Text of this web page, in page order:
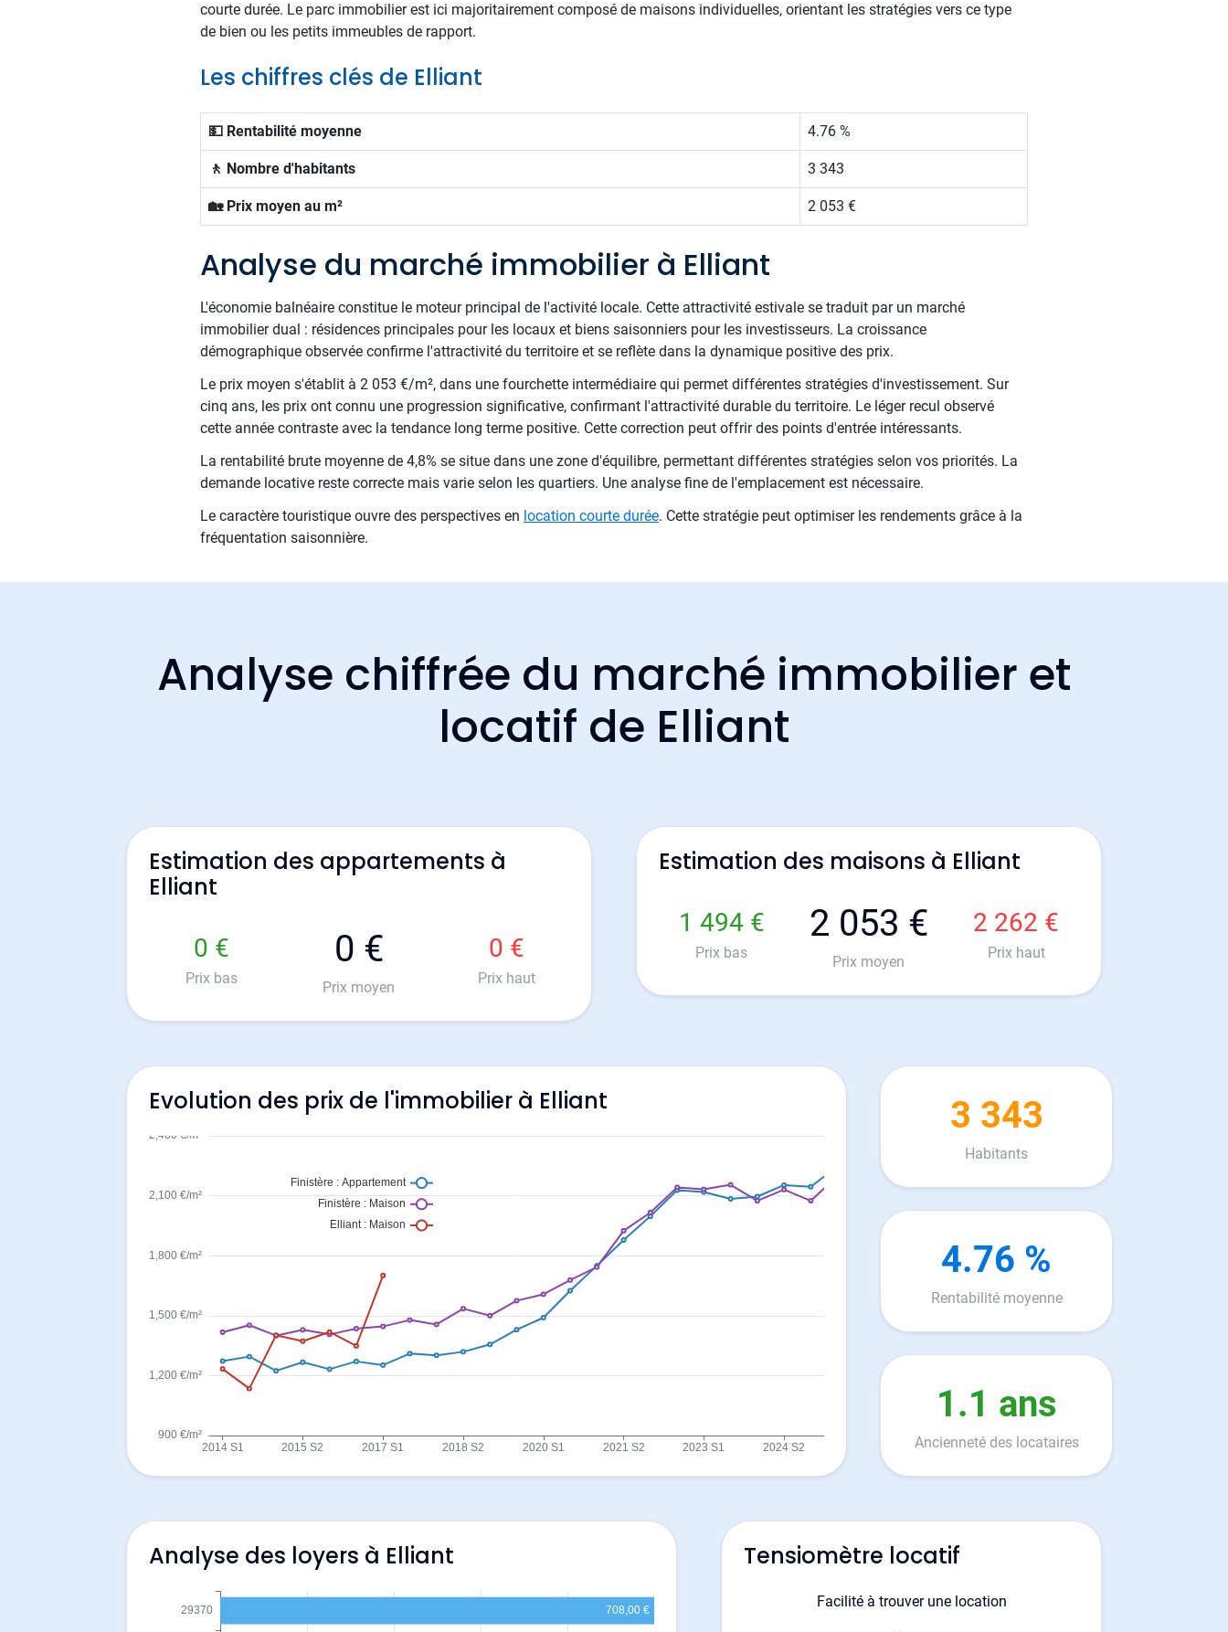
courte durée. Le parc immobilier est ici majoritairement composé de maisons individuelles, orientant les stratégies vers ce type
de bien ou les petits immeubles de rapport.
Les chiffres clés de Elliant
💵 Rentabilité moyenne 4.76 %
🚶 Nombre d'habitants 3 343
🏡 Prix moyen au m² 2 053 €
Analyse du marché immobilier à Elliant
L'économie balnéaire constitue le moteur principal de l'activité locale. Cette attractivité estivale se traduit par un marché
immobilier dual : résidences principales pour les locaux et biens saisonniers pour les investisseurs. La croissance
démographique observée confirme l'attractivité du territoire et se reflète dans la dynamique positive des prix.
Le prix moyen s'établit à 2 053 €/m², dans une fourchette intermédiaire qui permet différentes stratégies d'investissement. Sur
cinq ans, les prix ont connu une progression significative, confirmant l'attractivité durable du territoire. Le léger recul observé
cette année contraste avec la tendance long terme positive. Cette correction peut offrir des points d'entrée intéressants.
La rentabilité brute moyenne de 4,8% se situe dans une zone d'équilibre, permettant différentes stratégies selon vos priorités. La
demande locative reste correcte mais varie selon les quartiers. Une analyse fine de l'emplacement est nécessaire.
Le caractère touristique ouvre des perspectives en location courte durée. Cette stratégie peut optimiser les rendements grâce à la
fréquentation saisonnière.
Analyse chiffrée du marché immobilier et
locatif de Elliant
Estimation des appartements à
Elliant
0 €
Prix bas
0 €
Prix moyen
0 €
Prix haut
Estimation des maisons à Elliant
1 494 €
Prix bas
2 053 €
Prix moyen
2 262 €
Prix haut
Evolution des prix de l'immobilier à Elliant 3 343
Habitants
4.76 %
Rentabilité moyenne
1.1 ans
Ancienneté des locataires
Analyse des loyers à Elliant Tensiomètre locatif
Facilité à trouver une location